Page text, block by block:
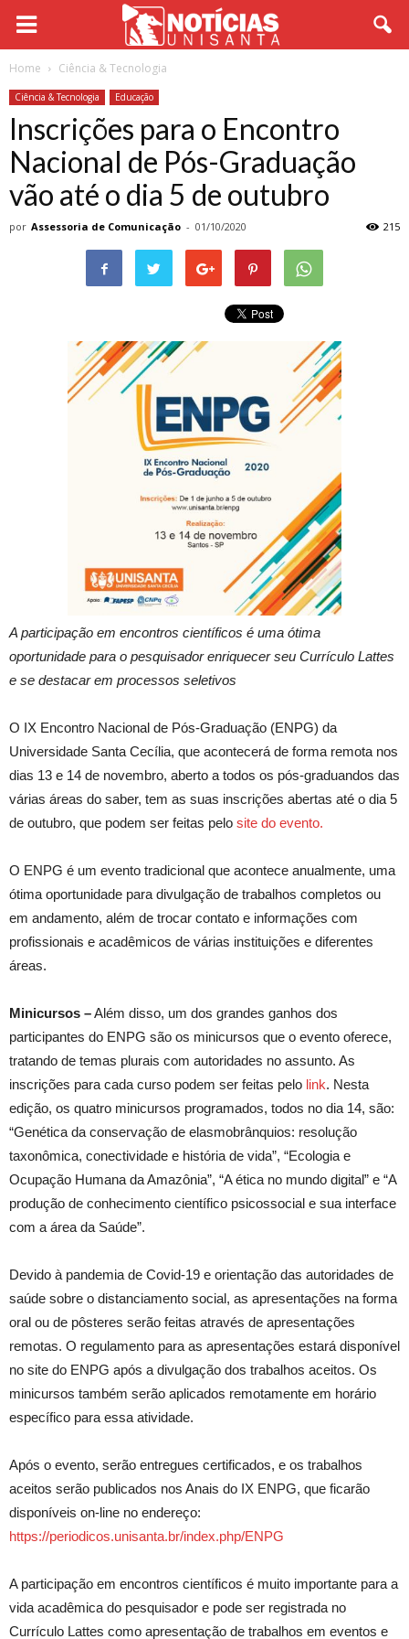
Home Ciência & Tecnologia
Ciência & Tecnologia Educação
Inscrições para o Encontro
Nacional de Pós-Graduação
vão até o dia 5 de outubro
por Assessoria de Comunicação - 01/10/2020 215
A participação em encontros científicos é uma ótima
oportunidade para o pesquisador enriquecer seu Currículo Lattes
e se destacar em processos seletivos
O IX Encontro Nacional de Pós-Graduação (ENPG) da
Universidade Santa Cecília, que acontecerá de forma remota nos
dias 13 e 14 de novembro, aberto a todos os pós-graduandos das
várias áreas do saber, tem as suas inscrições abertas até o dia 5
de outubro, que podem ser feitas pelo site do evento.
O ENPG é um evento tradicional que acontece anualmente, uma
ótima oportunidade para divulgação de trabalhos completos ou
em andamento, além de trocar contato e informações com
profissionais e acadêmicos de várias instituições e diferentes
áreas.
Minicursos –Além disso, um dos grandes ganhos dos
participantes do ENPG são os minicursos que o evento oferece,
tratando de temas plurais com autoridades no assunto. As
inscrições para cada curso podem ser feitas pelo link. Nesta
edição, os quatro minicursos programados, todos no dia 14, são:
“Genética da conservação de elasmobrânquios: resolução
taxonômica, conectividade e história de vida”, “Ecologia e
Ocupação Humana da Amazônia”, “A ética no mundo digital” e “A
produção de conhecimento científico psicossocial e sua interface
com a área da Saúde”.
Devido à pandemia de Covid-19 e orientação das autoridades de
saúde sobre o distanciamento social, as apresentações na forma
oral ou de pôsteres serão feitas através de apresentações
remotas. O regulamento para as apresentações estará disponível
no site do ENPG após a divulgação dos trabalhos aceitos. Os
minicursos também serão aplicados remotamente em horário
específico para essa atividade.
Após o evento, serão entregues certificados, e os trabalhos
aceitos serão publicados nos Anais do IX ENPG, que ficarão
disponíveis on-line no endereço:
https://periodicos.unisanta.br/index.php/ENPG
A participação em encontros científicos é muito importante para a
vida acadêmica do pesquisador e pode ser registrada no
Currículo Lattes como apresentação de trabalhos em eventos e